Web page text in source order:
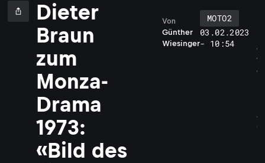
Dieter
Braun
zum
Monza-
Drama
1973:
«Bild des
Günther
Wiesinger
Von
MOTO2
03.02.2023
- 10:54
e
t
e
a
u